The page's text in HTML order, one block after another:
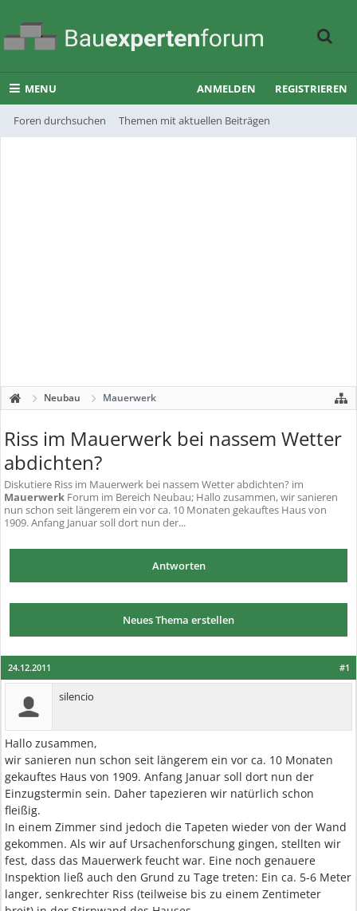
MENU
Foren durchsuchen Themen mit aktuellen Beiträgen
ANMELDEN REGISTRIEREN
Neubau Mauerwerk
Riss im Mauerwerk bei nassem Wetter
abdichten?
Diskutiere Riss im Mauerwerk bei nassem Wetter abdichten? im
Mauerwerk Forum im Bereich Neubau; Hallo zusammen, wir sanieren
nun schon seit längerem ein vor ca. 10 Monaten gekauftes Haus von
1909. Anfang Januar soll dort nun der...
Antworten
Neues Thema erstellen
#1
24.12.2011
silencio
Hallo zusammen,
wir sanieren nun schon seit längerem ein vor ca. 10 Monaten
gekauftes Haus von 1909. Anfang Januar soll dort nun der
Einzugstermin sein. Daher tapezieren wir natürlich schon
fleißig.
In einem Zimmer sind jedoch die Tapeten wieder von der Wand
gekommen. Als wir auf Ursachenforschung gingen, stellten wir
fest, dass das Mauerwerk feucht war. Eine noch genauere
Inspektion ließ auch den Grund zu Tage treten: Ein ca. 5-6 Meter
langer, senkrechter Riss (teilweise bis zu einem Zentimeter